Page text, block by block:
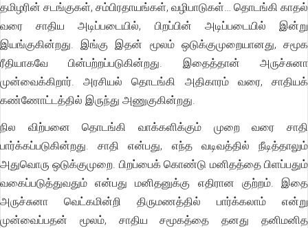
தமிழரின் சடங்குகள், சம்பிரதாயங்கள், வழிபாடுகள்… தொடங்கி காதல்
வரை சாதிய அடிப்படையில், பிறப்பின் அடிப்படையில் இன்று
இயங்குகின்றது. இங்கு இதன் மூலம் ஒடுக்குமுறையானது, சமூக
ரீதியாகவே பின்பற்றப்படுகின்றது. இதைத்தான் அருச்சுனா
முன்வைக்கிறார். அரசியல் தொடங்கி அதிகாரம் வரை, சாதியக்
கண்ணோட்டத்தில் இருந்து அணுகுகின்றது.
நில விற்பனை தொடங்கி வாக்களிக்கும் முறை வரை சாதி
பார்க்கப்படுகின்றது. சாதி என்பது, எந்த வடிவத்தில் நீடித்தாலும்
அதுவொரு ஒடுக்குமுறை. பிறப்பைக் கொண்டு மனிதத்தை பிளப்பதும்
வகைப்படுத்துவதும் என்பது மனிதனுக்கு எதிரான குற்றம். இதை
அருச்சுனா வெட்கமின்றி திருமணத்தில் பார்க்கலாம் என்று
முன்வைப்பதன் மூலம், சாதிய சமூகத்தை தனது தனிமனித